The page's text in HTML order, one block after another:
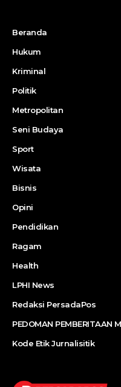
Beranda
Hukum
Kriminal
Politik
Metropolitan
Seni Budaya
Sport
Wisata
Bisnis
Opini
Pendidikan
Ragam
Health
LPHI News
Redaksi PersadaPos
PEDOMAN PEMBERITAAN
Kode Etik Jurnalisitik